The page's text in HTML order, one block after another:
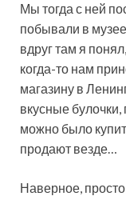
Мы тогда с ней
побывали в
вдруг там я
когда-то нам
магазину в
вкусные
можно было
продают везде…
Наверное,